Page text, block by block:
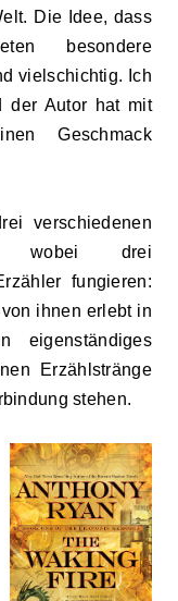
Die Idee, dass
besondere
vielschichtig. Ich
der Autor hat mit
Geschmack
verschiedenen
wobei drei
fungieren:
ihnen erlebt in
eigenständiges
Erzählstränge
stehen.